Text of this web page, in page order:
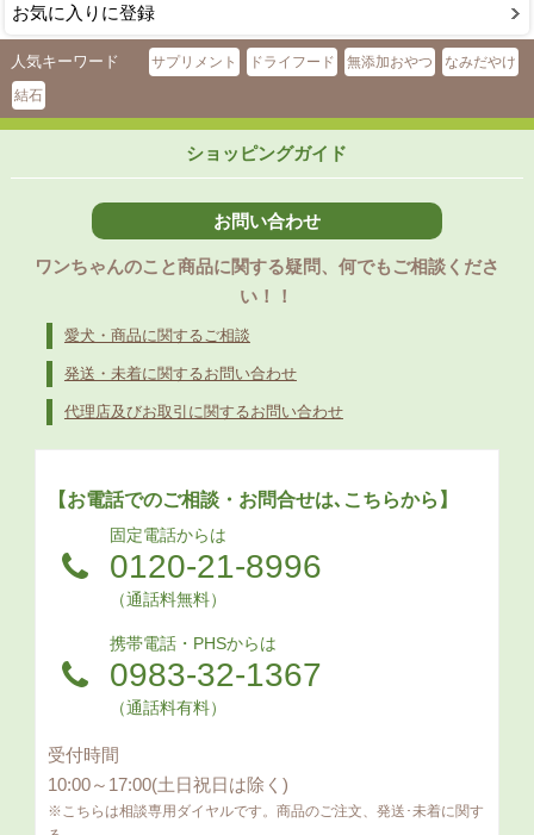
お気に入りに登録
人気キーワード サプリメント ドライフード 無添加おやつ
なみだやけ
結石
ショッピングガイド
お問い合わせ
ワンちゃんのこと商品に関する疑問、何でもご相談くださ
い！！
愛犬・商品に関するご相談
発送・未着に関するお問い合わせ
代理店及びお取引に関するお問い合わせ
【お電話でのご相談・お問合せは､こちらから】
固定電話からは
0120-21-8996
（通話料無料）
携帯電話・PHSからは
0983-32-1367
（通話料有料）
受付時間
10:00～17:00(土日祝日は除く)
※こちらは相談専用ダイヤルです。商品のご注文、発送･未着に関す